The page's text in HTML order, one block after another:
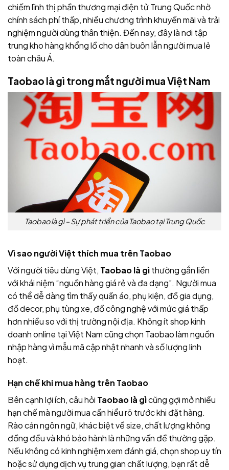
chiếm lĩnh thị phần thương mại điện tử Trung Quốc nhờ
chính sách phí thấp, nhiều chương trình khuyến mãi và trải
nghiệm người dùng thân thiện. Đến nay, đây là nơi tập
trung kho hàng khổng lồ cho dân buôn lẫn người mua lẻ
toàn châu Á.
Taobao là gì trong mắt người mua Việt Nam
Taobao là gì – Sự phát triển của Taobao tại Trung Quốc
Vì sao người Việt thích mua trên Taobao
Với người tiêu dùng Việt, Taobao là gìthường gắn liền
với khái niệm “nguồn hàng giá rẻ và đa dạng”. Người mua
có thể dễ dàng tìm thấy quần áo, phụ kiện, đồ gia dụng,
đồ decor, phụ tùng xe, đồ công nghệ với mức giá thấp
hơn nhiều so với thị trường nội địa. Không ít shop kinh
doanh online tại Việt Nam cũng chọn Taobao làm nguồn
nhập hàng vì mẫu mã cập nhật nhanh và số lượng linh
hoạt.
Hạn chế khi mua hàng trên Taobao
Bên cạnh lợi ích, câu hỏi Taobao là gìcũng gợi mở nhiều
hạn chế mà người mua cần hiểu rõ trước khi đặt hàng.
Rào cản ngôn ngữ, khác biệt về size, chất lượng không
đồng đều và khó bảo hành là những vấn đề thường gặp.
Nếu không có kinh nghiệm xem đánh giá, chọn shop uy tín
hoặc sử dụng dịch vụ trung gian chất lượng, bạn rất dễ